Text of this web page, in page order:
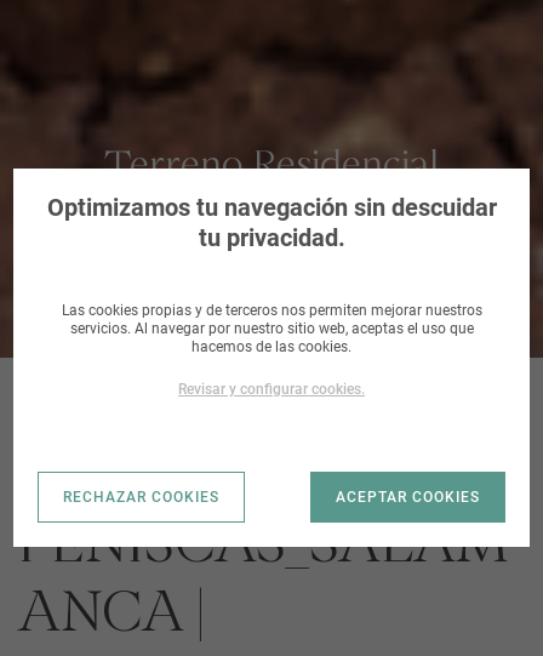
Terreno Residencial
urbanizable en Salamanca
LAS
PEÑISCAS_SALAM
ANCA |
Optimizamos tu navegación sin descuidar
tu privacidad.
Las cookies propias y de terceros nos permiten mejorar nuestros
servicios. Al navegar por nuestro sitio web, aceptas el uso que
hacemos de las cookies.
Revisar y configurar cookies.
RECHAZAR COOKIES ACEPTAR COOKIES